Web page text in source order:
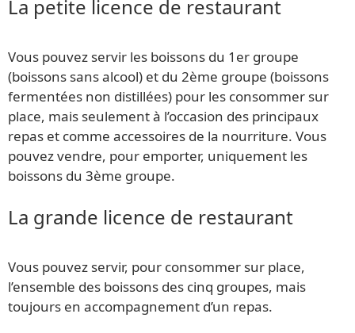
La petite licence de restaurant
Vous pouvez servir les boissons du 1er groupe
(boissons sans alcool) et du 2ème groupe (boissons
fermentées non distillées) pour les consommer sur
place, mais seulement à l’occasion des principaux
repas et comme accessoires de la nourriture. Vous
pouvez vendre, pour emporter, uniquement les
boissons du 3ème groupe.
La grande licence de restaurant
Vous pouvez servir, pour consommer sur place,
l’ensemble des boissons des cinq groupes, mais
toujours en accompagnement d’un repas.